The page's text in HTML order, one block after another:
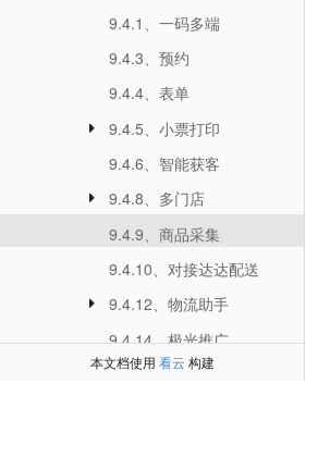
9.4.1、一码多端
9.4.3、预约
9.4.4、表单
9.4.5、小票打印
9.4.6、智能获客
9.4.8、多门店
9.4.9、商品采集
9.4.10、对接达达配送
9.4.12、物流助手
9.4.14、极光推广
9.4.15、资源管理
本文档使用 看云 构建